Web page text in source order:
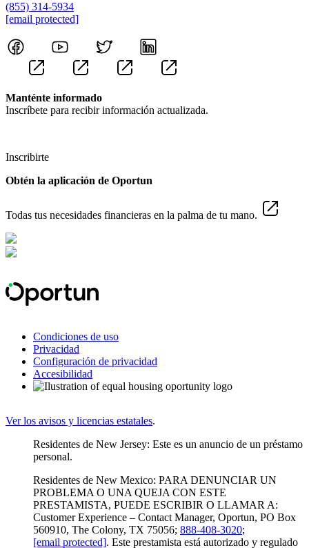
(855) 314-5934
[email protected]
Manténte informado
Inscríbete para recibir información actualizada.
Inscribirte
Obtén la aplicación de Oportun
Todas tus necesidades financieras en la palma de tu mano.
Condiciones de uso
Privacidad
Configuración de privacidad
Accesibilidad
Ver los avisos y licencias estatales.
Residentes de New Jersey: Este es un anuncio de un préstamo
personal.
Residentes de New Mexico: PARA DENUNCIAR UN
PROBLEMA O UNA QUEJA CON ESTE
PRESTAMISTA, PUEDE ESCRIBIR O LLAMAR A:
Customer Experience – Contact Manager, Oportun, PO Box
560910, The Colony, TX 75056; 888-408-3020;
[email protected]. Este prestamista está autorizado y regulado